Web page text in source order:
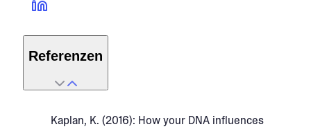
Referenzen
Kaplan, K. (2016): How your DNA influences